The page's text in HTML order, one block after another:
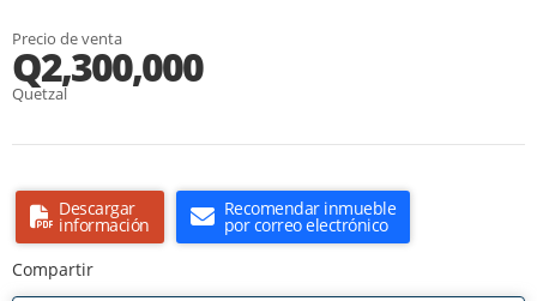
Precio de venta
Q2,300,000
Quetzal
Descargar
información
Recomendar inmueble
por correo electrónico
Compartir